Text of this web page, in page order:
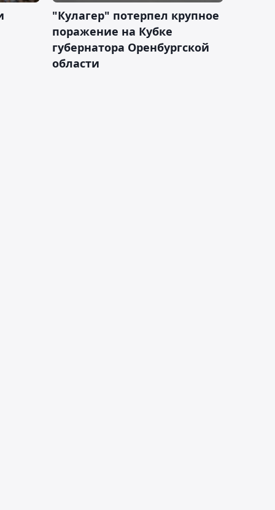
"Кулагер" потерпел крупное
поражение на Кубке
губернатора Оренбургской
области